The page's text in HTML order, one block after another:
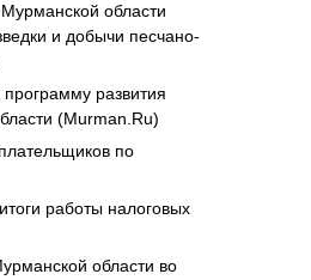
области
и добычи песчано-
развития
(Murman.Ru)
по
работы налоговых
области во